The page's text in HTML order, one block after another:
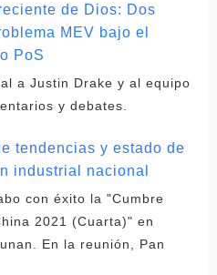
de Dios: Dos
MEV bajo el
PoS
a Justin Drake y al equipo
y debates.
tendencias y estado de
industrial nacional
con éxito la "Cumbre
2021 (Cuarta)" en
En la reunión, Pan